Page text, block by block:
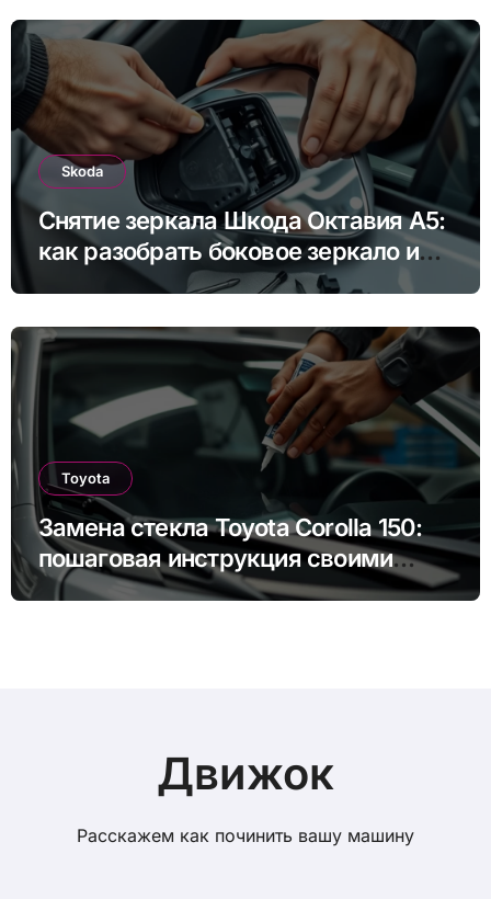
Skoda
Снятие зеркала Шкода Октавия А5:
как разобрать боковое зеркало и
снять зеркальный элемент своими
Toyota
Замена стекла Toyota Corolla 150:
пошаговая инструкция своими
руками
Движок
Расскажем как починить вашу машину